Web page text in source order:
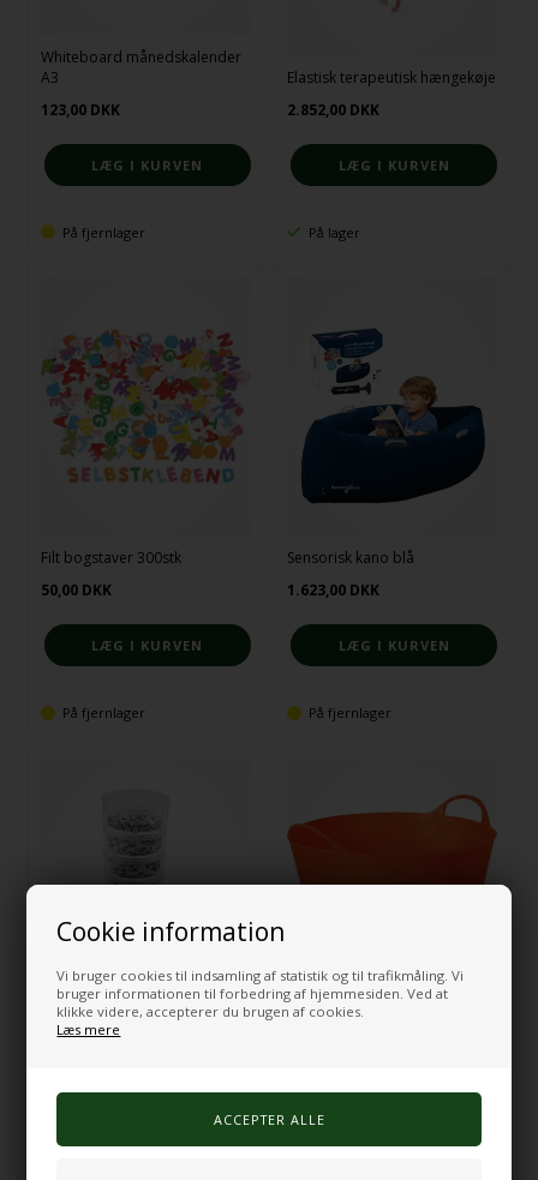
Cookie information
Vi bruger cookies til indsamling af statistik og til trafikmåling. Vi
bruger informationen til forbedring af hjemmesiden. Ved at
klikke videre, accepterer du brugen af cookies.
Læs mere
Whiteboard månedskalender
A3
123,00 DKK
På fjernlager
Elastisk terapeutisk hængekøje
2.852,00 DKK
På lager
Filt bogstaver 300stk
50,00 DKK
På fjernlager
Sensorisk kano blå
1.623,00 DKK
På fjernlager
500 sorte og hvide øjne i
102,00DKK
162,00DKK